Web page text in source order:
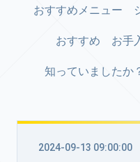
おすすめメニュー
おすすめ お手
知っていましたか
2024-09-13 09:00:00